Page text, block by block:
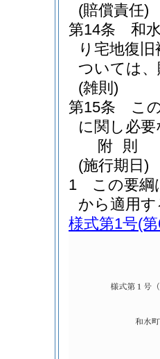
(賠償責任)
第14条
和
り宅地復
ついては
(雑則)
第15条
こ
に関し必
附 則
(施行期日)
1
この要綱
から適用
様式第1号(